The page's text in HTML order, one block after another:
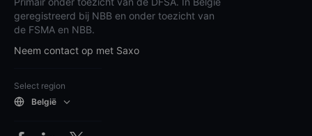
geregistreerd bij NBB en onder toezicht van
de FSMA en NBB.
Neem contact op met Saxo
Select region
België